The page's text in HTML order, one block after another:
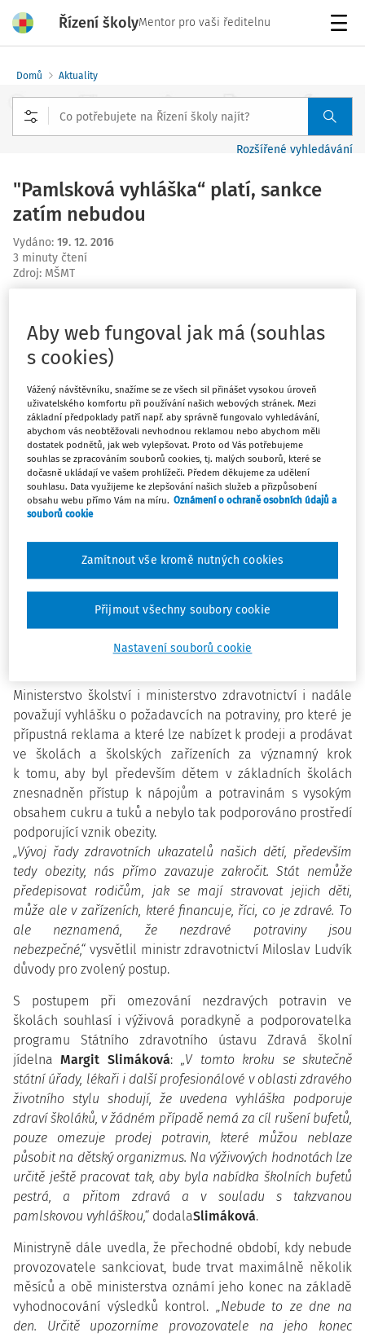
Řízení školyMentor pro vaši ředitelnu
Domů Aktuality
Rozšířené vyhledávání
"Pamlsková vyhláška“ platí, sankce
zatím nebudou
Vydáno: 19. 12. 2016
3 minuty čtení
Zdroj: MŠMT
Valachová se dohodla s ministrem zdravotnictví
Miloslavem Ludvíkem na společném postupu při
prosazování takzvané „pamlskové vyhlášky“. V průběhu
následujících měsíců přechodného období bude sice
dodržování předpisu kontrolováno, nebudou ale
udělovány sankce vůči provozovatelům zařízení, bude
jim naopak poskytována metodická pomoc.
„To znamená, že kontroloři budou na místě vysvětlovat
pracovníkům prodejen, bufetů a dalších zařízení, které
budou jim také navrhovat případná alternativní řešení. Jde
nám především o zdraví dětí, nikoli o zájmy
„Pokud ale kontrola objeví porušení jiných
zákonů nebo závazných vyhlášek, bude, samozřejmě,
postupováno naprosto standardním způsobem,“
Ministerstvo školství i ministerstvo zdravotnictví i nadále
považují vyhlášku o požadavcích na potraviny, pro které je
přípustná reklama a které lze nabízet k prodeji a prodávat
ve školách a školských zařízeních za významný krok
k tomu, aby byl především dětem v základních školách
znesnadněn přístup k nápojům a potravinám s vysokým
obsahem cukru a tuků a nebylo tak podporováno prostředí
podporující vznik obezity.
„Vývoj řady zdravotních ukazatelů našich dětí, především
tedy obezity, nás přímo zavazuje zakročit. Stát nemůže
předepisovat rodičům, jak se mají stravovat jejich děti,
může ale v zařízeních, které financuje, říci, co je zdravé. To
ale neznamená, že nezdravé potraviny jsou
nebezpečné,“ vysvětlil ministr zdravotnictví Miloslav Ludvík
důvody pro zvolený postup.
S postupem při omezování nezdravých potravin ve
školách souhlasí i výživová poradkyně a podporovatelka
programu Státního zdravotního ústavu Zdravá školní
jídelnaMargit Slimáková: „V tomto kroku se skutečně
státní úřady, lékaři i další profesionálové v oblasti zdravého
životního stylu shodují, že uvedena vyhláška podporuje
zdraví školáků, v žádném případě nemá za cíl rušení bufetů,
pouze omezuje prodej potravin, které můžou neblaze
působit na dětský organizmus. Na výživových hodnotách lze
určitě ještě pracovat tak, aby byla nabídka školních bufetů
pestrá, a přitom zdravá a v souladu s takzvanou
pamlskovou vyhláškou,“ dodalaSlimáková.
Ministryně dále uvedla, že přechodné období, kdy nebude
provozovatele sankciovat, bude trvat maximálně několik
měsíců a obě ministerstva oznámí jeho konec na základě
vyhodnocování výsledků kontrol. „Nebude to ze dne na
den. Určitě upozorníme provozovatele na jeho konec
Aby web fungoval jak má (souhlas
s cookies)
Vážený návštěvníku, snažíme se ze všech sil přinášet vysokou úroveň
uživatelského komfortu při používání našich webových stránek. Mezi
základní předpoklady patří např. aby správně fungovalo vyhledávání,
abychom vás neobtěžovali nevhodnou reklamou nebo abychom měli
dostatek podnětů, jak web vylepšovat. Proto od Vás potřebujeme
souhlas se zpracováním souborů cookies, tj. malých souborů, které se
dočasně ukládají ve vašem prohlížeči. Předem děkujeme za udělení
souhlasu. Data využijeme ke zlepšování našich služeb a přizpůsobení
obsahu webu přímo Vám na míru. Oznámení o ochraně osobních údajů a
souborů cookie
Nastavení souborů cookie
Zamítnout vše kromě nutných cookies
Přijmout všechny soubory cookie